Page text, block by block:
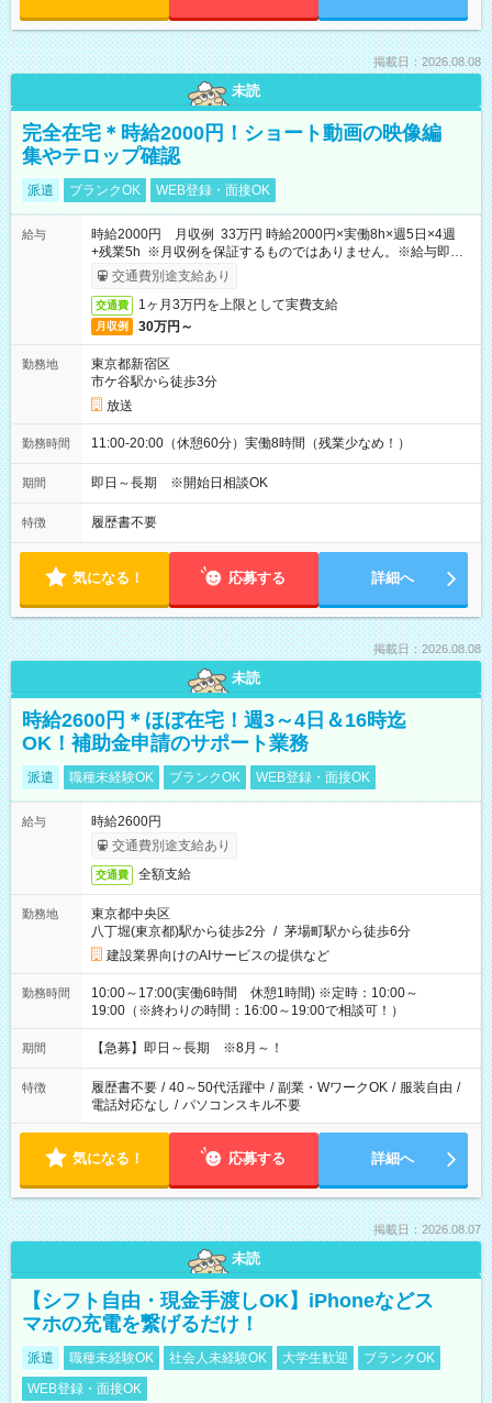
掲載日：2026.08.08
未読
完全在宅＊時給2000円！ショート動画の映像編
集やテロップ確認
派遣 ブランクOK WEB登録・面接OK
給与
時給2000円 月収例 33万円 時給2000円×実働8h×週5日×4週
+残業5h ※月収例を保証するものではありません。※給与即受
取りサービス利用可（利用条件有）
交通費別途支給あり
交通費 1ヶ月3万円を上限として実費支給
月収例 30万円～
勤務地
東京都新宿区
市ケ谷駅から徒歩3分
放送
勤務時間 11:00-20:00（休憩60分）実働8時間（残業少なめ！）
期間 即日～長期 ※開始日相談OK
特徴 履歴書不要
気になる！ 応募する 詳細へ
掲載日：2026.08.08
未読
時給2600円＊ほぼ在宅！週3～4日＆16時迄
OK！補助金申請のサポート業務
派遣 職種未経験OK ブランクOK WEB登録・面接OK
給与
時給2600円
交通費別途支給あり
交通費 全額支給
勤務地
東京都中央区
八丁堀(東京都)駅から徒歩2分 / 茅場町駅から徒歩6分
建設業界向けのAIサービスの提供など
勤務時間
10:00～17:00(実働6時間 休憩1時間) ※定時：10:00～
19:00（※終わりの時間：16:00～19:00で相談可！）
期間 【急募】即日～長期 ※8月～！
特徴 履歴書不要 / 40～50代活躍中 / 副業・WワークOK / 服装自由 /
電話対応なし / パソコンスキル不要
気になる！ 応募する 詳細へ
掲載日：2026.08.07
未読
【シフト自由・現金手渡しOK】iPhoneなどス
マホの充電を繋げるだけ！
派遣 職種未経験OK 社会人未経験OK 大学生歓迎
ブランクOK
WEB登録・面接OK